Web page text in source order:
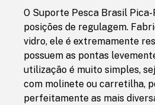
O Suporte Pesca Brasil
posições de regulagem.
vidro, ele é extremamente
possuem as pontas
utilização é muito simples,
com molinete ou carretilha,
perfeitamente as mais